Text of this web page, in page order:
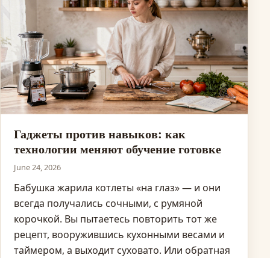
Гаджеты против навыков: как
технологии меняют обучение готовке
June 24, 2026
Бабушка жарила котлеты «на глаз» — и они
всегда получались сочными, с румяной
корочкой. Вы пытаетесь повторить тот же
рецепт, вооружившись кухонными весами и
таймером, а выходит суховато. Или обратная